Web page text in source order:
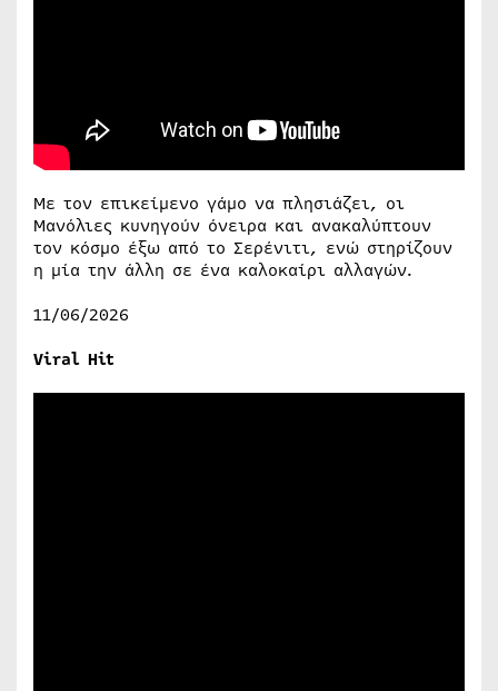
Με τον επικείμενο γάμο να πλησιάζει, οι
Μανόλιες κυνηγούν όνειρα και ανακαλύπτουν
τον κόσμο έξω από το Σερένιτι, ενώ στηρίζουν
η μία την άλλη σε ένα καλοκαίρι αλλαγών.
11/06/2026
Viral Hit